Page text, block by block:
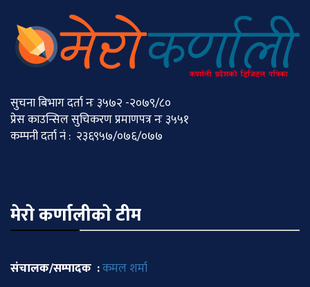
सुचना बिभाग दर्ता नः ३५७२ -२०७९/८०
प्रेस काउन्सिल सुचिकरण प्रमाणपत्र नः ३५५१
कम्पनी दर्ता नं : २३६९५७/०७६/०७७
मेराे कर्णालीकाे टीम
संचालक/सम्पादक :कमल शर्मा